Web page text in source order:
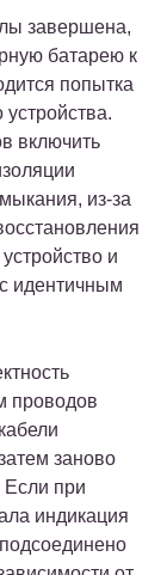
завершена,
батарею к
попытка
включить
из-за
и
идентичным
проводов
заново
Если при
индикация